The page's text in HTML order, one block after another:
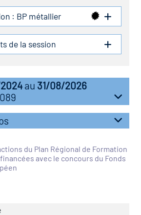
(en
: BP métallier
de la session
au 31/08/2026
du Plan Régional de Formation
avec le concours du Fonds